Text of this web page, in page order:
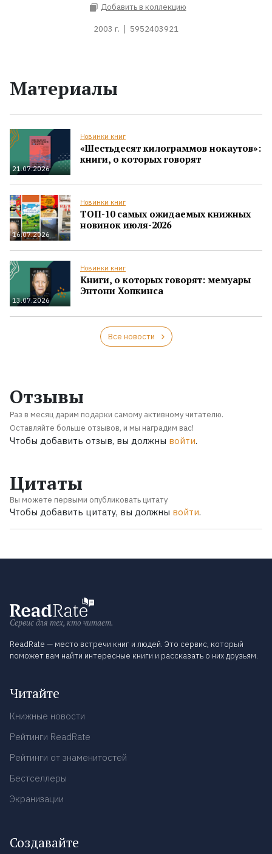
Добавить в коллекцию
2003 г. 5952403921
Материалы
21.07.2026
Новинки книг
«Шестьдесят килограммов нокаутов»:
книги, о которых говорят
16.07.2026
Новинки книг
ТОП-10 самых ожидаемых книжных
новинок июля-2026
13.07.2026
Новинки книг
Книги, о которых говорят: мемуары
Энтони Хопкинса
Все новости
Отзывы
Раз в месяц дарим подарки самому активному читателю.
Оставляйте больше отзывов, и мы наградим вас!
Чтобы добавить отзыв, вы должны войти.
Цитаты
Вы можете первыми опубликовать цитату
Чтобы добавить цитату, вы должны войти.
Сервис для тех, кто читает.
ReadRate — место встречи книг и людей. Это сервис, который
поможет вам найти интересные книги и рассказать о них друзьям.
Читайте
Книжные новости
Рейтинги ReadRate
Рейтинги от знаменитостей
Бестселлеры
Экранизации
Создавайте